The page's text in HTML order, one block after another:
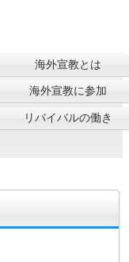
海外宣教とは
海外宣教に参加
リバイバルの働き